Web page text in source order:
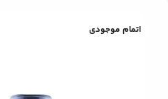
اتمام موجودی